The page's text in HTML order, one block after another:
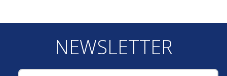
NEWSLETTER